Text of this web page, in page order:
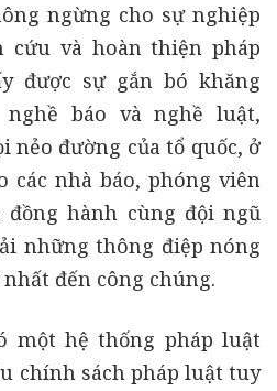
ngừng cho sự nghiệp
cứu và hoàn thiện pháp
được sự gắn bó khăng
báo và nghề luật,
nẻo đường của tổ quốc, ở
các nhà báo, phóng viên
đồng hành cùng đội ngũ
những thông điệp nóng
đến công chúng.
một hệ thống pháp luật
chính sách pháp luật tuy